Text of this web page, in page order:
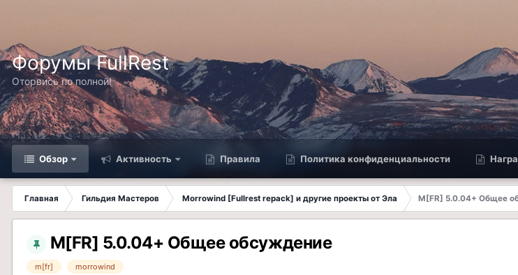
Форумы FullRest
Оторвись по полной!
Обзор Активность Правила Политика конфиденциальности
Главная Гильдия Мастеров Morrowind [Fullrest repack] и другие проекты от Эла
M[FR] 5.0.04+ Общее
M[FR] 5.0.04+ Общее обсуждение
m[fr] morrowind